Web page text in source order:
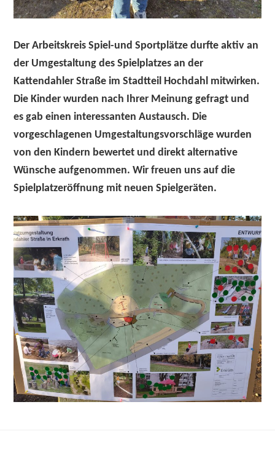
Der Arbeitskreis Spiel-und Sportplätze durfte aktiv an
der Umgestaltung des Spielplatzes an der
Kattendahler Straße im Stadtteil Hochdahl mitwirken.
Die Kinder wurden nach Ihrer Meinung gefragt und
es gab einen interessanten Austausch. Die
vorgeschlagenen Umgestaltungsvorschläge wurden
von den Kindern bewertet und direkt alternative
Wünsche aufgenommen. Wir freuen uns auf die
Spielplatzeröffnung mit neuen Spielgeräten.